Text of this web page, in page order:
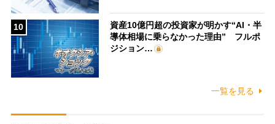
10
資産10億円超の投資家が明かす“AI・半
導体相場に乗らなかった理由” フルポ
ジション…
一覧を見る